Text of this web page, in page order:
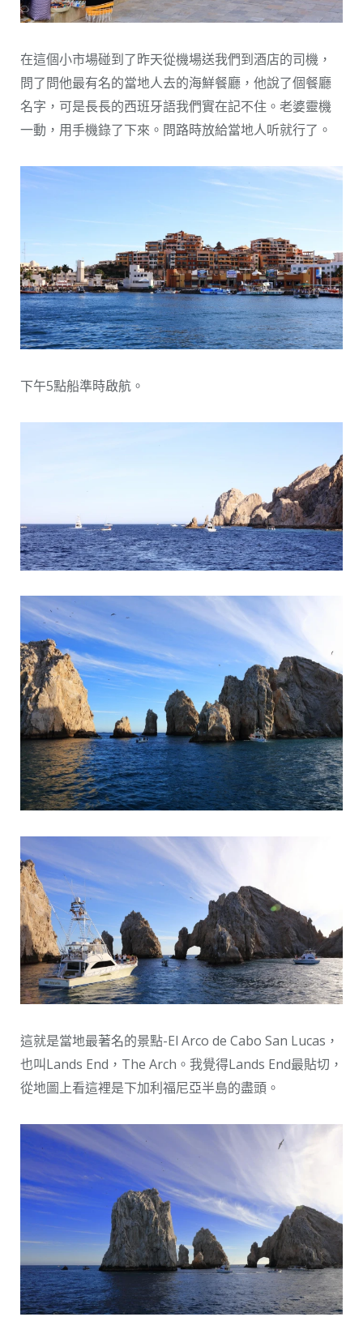
在這個小市場碰到了昨天從機場送我們到酒店的司機，
問了問他最有名的當地人去的海鮮餐廳，他說了個餐廳
名字，可是長長的西班牙語我們實在記不住。老婆靈機
一動，用手機錄了下來。問路時放給當地人听就行了。
下午5點船準時啟航。
這就是當地最著名的景點-El Arco de Cabo San Lucas，
也叫Lands End，The Arch。我覺得Lands End最貼切，
從地圖上看這裡是下加利福尼亞半島的盡頭。